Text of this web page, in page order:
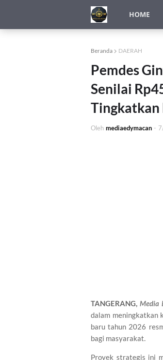
HOME
Beranda DAERAH
Pemdes
Senilai
Tingkatkan
Oleh mediaedymacan -
TANGERANG, Media
dalam meningkatkan
baru tahun 2026
bagi masyarakat.
Proyek strategis ini